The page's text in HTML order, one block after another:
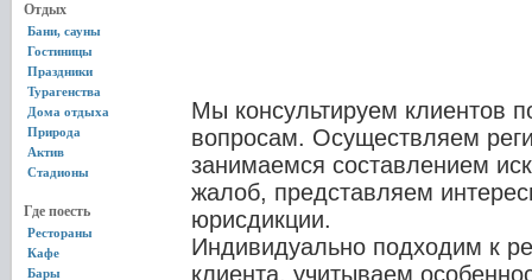
Отдых
Бани, сауны
Гостиницы
Праздники
Турагенства
Дома отдыха
Природа
Актив
Стадионы
Где поесть
Рестораны
Кафе
Бары
Мы консультируем клиентов
вопросам. Осуществляем
занимаемся составлением
жалоб, представляем
юрисдикции.
Индивидуально подходим к
клиента, учитываем